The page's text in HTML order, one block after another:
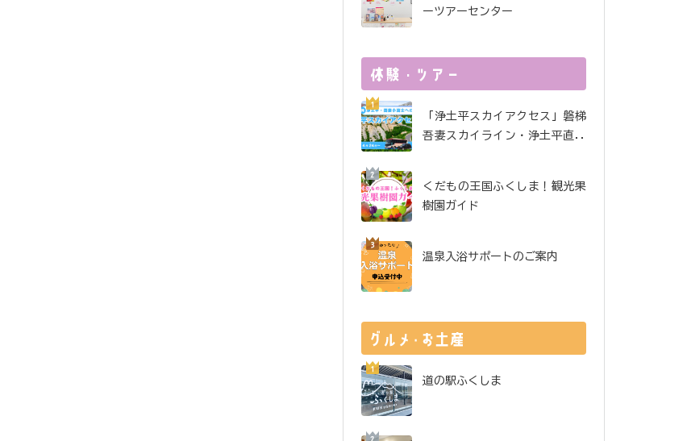
ーツアーセンター
「浄土平スカイアクセス」磐梯
吾妻スカイライン・浄土平直行
くだもの王国ふくしま！観光果
樹園ガイド
温泉入浴サポートのご案内
道の駅ふくしま